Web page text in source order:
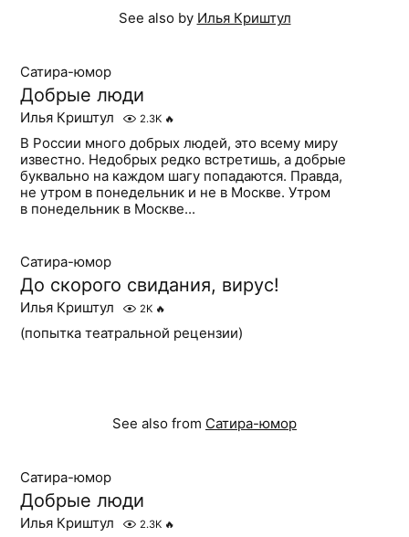
See also by Илья Криштул
Сатира-юмор
Добрые люди
Илья Криштул 2.3K 🔥
В России много добрых людей, это всему миру
известно. Недобрых редко встретишь, а добрые
буквально на каждом шагу попадаются. Правда,
не утром в понедельник и не в Москве. Утром
в понедельник в Москве...
Сатира-юмор
До скорого свидания, вирус!
Илья Криштул 2K 🔥
(попытка театральной рецензии)
See also from Сатира-юмор
Сатира-юмор
Добрые люди
Илья Криштул 2.3K 🔥